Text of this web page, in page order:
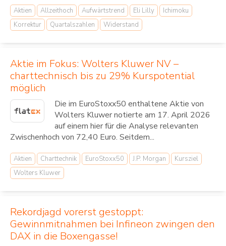
Aktien Allzeithoch Aufwärtstrend Eli Lilly
Ichimoku
Korrektur
Quartalszahlen Widerstand
Aktie im Fokus: Wolters Kluwer NV –
charttechnisch bis zu 29% Kurspotential
möglich
Die im EuroStoxx50 enthaltene Aktie von
Wolters Kluwer notierte am 17. April 2026
auf einem hier für die Analyse relevanten
Zwischenhoch von 72,40 Euro. Seitdem...
Aktien Charttechnik EuroStoxx50 J.P. Morgan
Kursziel
Wolters Kluwer
Rekordjagd vorerst gestoppt:
Gewinnmitnahmen bei Infineon zwingen den
DAX in die Boxengasse!